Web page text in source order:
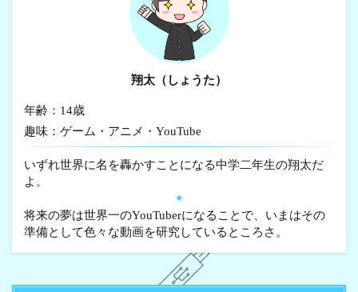
翔太（しょうた）
年齢：14歳
趣味：ゲーム・アニメ・YouTube
いずれ世界に名を轟かすことになる中学二年生の翔太だ
よ。
✦
将来の夢は世界一のYouTuberになることで、いまはその
準備として色々な動画を研究しているところさ。